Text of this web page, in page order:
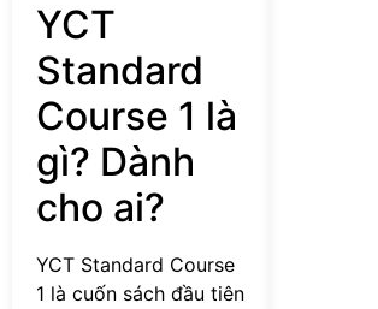
YCT
Standard
Course 1 là
gì? Dành
cho ai?
YCT Standard Course
1 là cuốn sách đầu tiên